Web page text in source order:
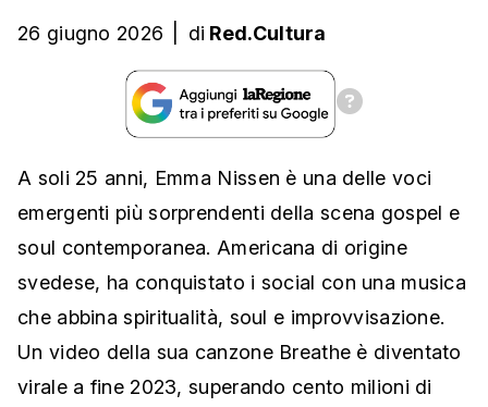
26 giugno 2026 di Red.Cultura
A soli 25 anni, Emma Nissen è una delle voci
emergenti più sorprendenti della scena gospel e
soul contemporanea. Americana di origine
svedese, ha conquistato i social con una musica
che abbina spiritualità, soul e improvvisazione.
Un video della sua canzone Breathe è diventato
virale a fine 2023, superando cento milioni di